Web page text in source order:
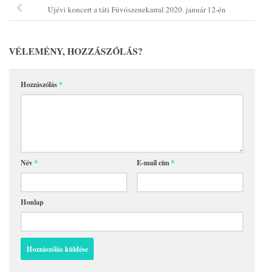
Újévi koncert a táti Fúvószenekarral 2020. január 12-én
VÉLEMÉNY, HOZZÁSZÓLÁS?
Hozzászólás*
Név* E-mail cím*
Honlap